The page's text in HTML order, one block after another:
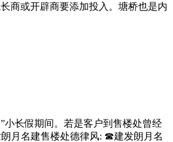
商或开辟商要添加投入。塘桥也是内
小长假期间。若是客户到售楼处曾经
月名建售楼处德律风: ☎建发朗月名